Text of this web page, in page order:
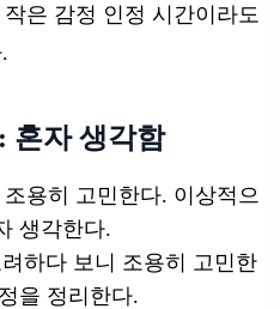
은 감정 인정 시간이라도
혼자 생각함
용히 고민한다. 이상적으
생각한다.
하다 보니 조용히 고민한
을 정리한다.